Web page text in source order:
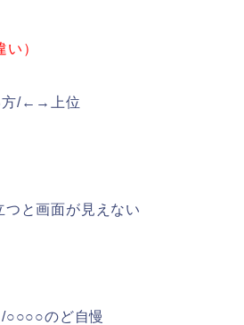
）
方/←→上位
と画面が見えない
○○○○のど自慢